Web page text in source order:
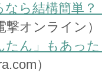
ら結構簡単
撃オンライン）
たん」もあっ
）